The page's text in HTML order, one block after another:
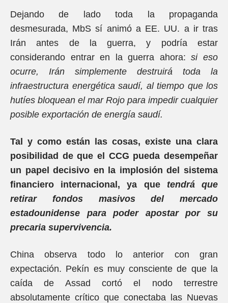
Dejando de lado toda la propaganda
desmesurada, MbS sí animó a EE. UU. a ir tras
Irán antes de la guerra, y podría estar
considerando entrar en la guerra ahora:si eso
ocurre, Irán simplemente destruirá toda la
infraestructura energética saudí, al tiempo que los
hutíes bloquean el mar Rojo para impedir cualquier
posible exportación de energía saudí.
Tal y como están las cosas, existe una clara
posibilidad de que el CCG pueda desempeñar
un papel decisivo en la implosión del sistema
financiero internacional, ya que tendrá que
retirar fondos masivos del mercado
estadounidense para poder apostar por su
precaria supervivencia.
China observa todo lo anterior con gran
expectación. Pekín es muy consciente de que la
caída de Assad cortó el nodo terrestre
absolutamente crítico que conectaba las Nuevas